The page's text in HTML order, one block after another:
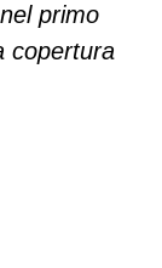
primo
copertura